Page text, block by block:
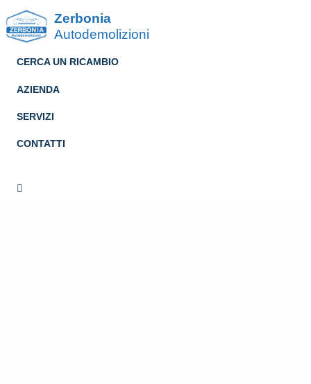
Zerbonia
Autodemolizioni
CERCA UN RICAMBIO
AZIENDA
SERVIZI
CONTATTI